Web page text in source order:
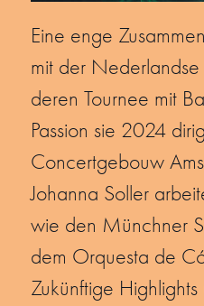
Eine enge
mit der
deren Tournee mit
Passion sie 2024
Concertgebouw
Johanna Soller
wie den Münchner
dem Orquesta de
Zukünftige